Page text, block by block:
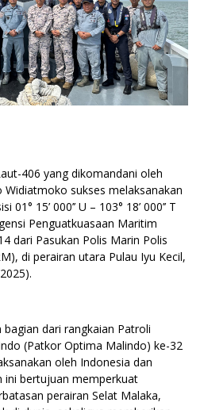
406 yang dikomandani oleh
sukses melaksanakan
15’ 000’’ U – 103° 18’ 000’’ T
Penguatkuasaan Maritim
dari Pasukan Polis Marin Polis
di perairan utara Pulau Iyu Kecil,
bagian dari rangkaian Patroli
(Patkor Optima Malindo) ke-32
oleh Indonesia dan
ini bertujuan memperkuat
perairan Selat Malaka,